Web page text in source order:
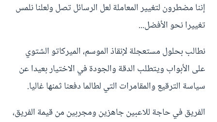
إننا مضطرون لتغيير المعاملة لعل الرسائل تصل ولعلنا نلمس
تغييرا نحو الأفضل...
نطالب بحلول مستعجلة لإنقاذ الموسم، الميركاتو الشتوي
على الأبواب ويتطلب الدقة والجودة في الاختيار بعيدا عن
سياسة الترقيع والمقامرات التي لطالما دفعنا ثمنها غاليا.
الفريق في حاجة للاعبين جاهزين ومجربين من قيمة الفريق،